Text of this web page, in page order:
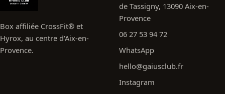
Box affiliée CrossFit® et
Hyrox, au centre d'Aix-en-
Provence.
de Tassigny, 13090 Aix-en-
Provence
06 27 53 94 72
WhatsApp
hello@gaiusclub.fr
Instagram